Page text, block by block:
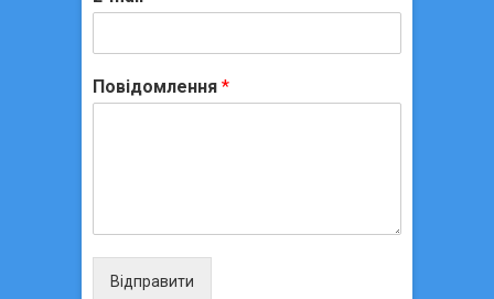
Повідомлення *
Відправити